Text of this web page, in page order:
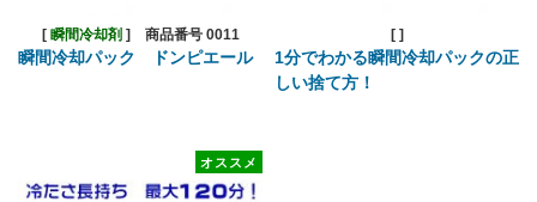
[ 瞬間冷却剤 ] 商品番号 0011
瞬間冷却パック ドンピエール
[ ]
1分でわかる瞬間冷却パックの正
しい捨て方！
オススメ